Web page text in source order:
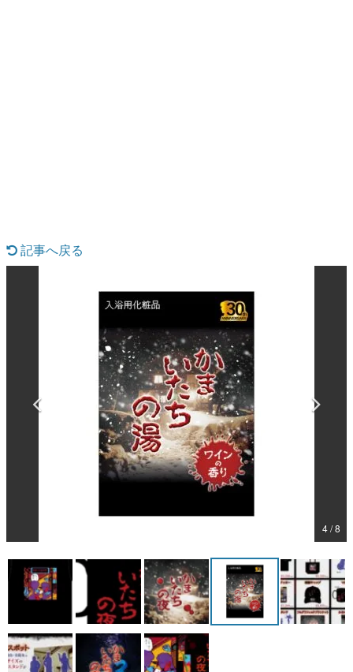
マンガ
その他
電ファミニコゲーマーとは？
運営：株式会社マレ
記事へ戻る
4 / 8